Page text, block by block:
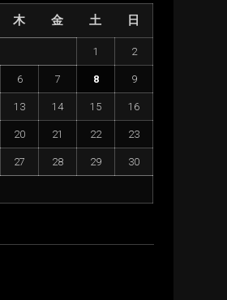
に
上
矢
印
キ
木 金 土 日
1 2
6 7 8 9
13 14 15 16
20 21 22 23
27 28 29 30